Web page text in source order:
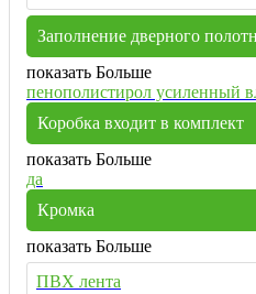
Заполнение дверного
показать Больше
пенополистирол усиленный
Коробка входит в комплект
показать Больше
да
Кромка
показать Больше
ПВХ лента